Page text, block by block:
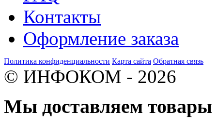
Контакты
Оформление заказа
Политика конфиденциальности Карта сайта Обратная связь
© ИНФОКОМ - 2026
Мы доставляем